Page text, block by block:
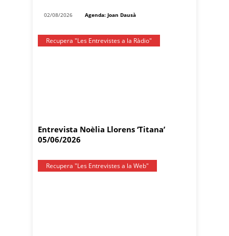
02/08/2026 Agenda: Joan Dausà
Recupera "Les Entrevistes a la Ràdio"
Entrevista Noèlia Llorens ‘Titana’
05/06/2026
Recupera "Les Entrevistes a la Web"